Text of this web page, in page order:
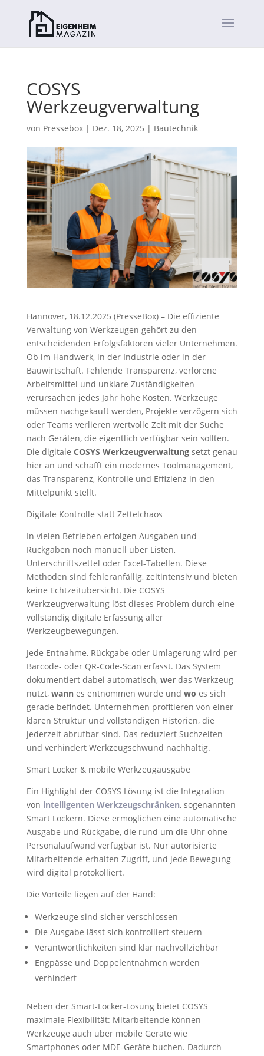
COSYS
Werkzeugverwaltung
von Pressebox| Dez. 18, 2025 | Bautechnik
Hannover, 18.12.2025 (PresseBox) – Die effiziente
Verwaltung von Werkzeugen gehört zu den
entscheidenden Erfolgsfaktoren vieler Unternehmen.
Ob im Handwerk, in der Industrie oder in der
Bauwirtschaft. Fehlende Transparenz, verlorene
Arbeitsmittel und unklare Zuständigkeiten
verursachen jedes Jahr hohe Kosten. Werkzeuge
müssen nachgekauft werden, Projekte verzögern sich
oder Teams verlieren wertvolle Zeit mit der Suche
nach Geräten, die eigentlich verfügbar sein sollten.
Die digitale COSYS Werkzeugverwaltungsetzt genau
hier an und schafft ein modernes Toolmanagement,
das Transparenz, Kontrolle und Effizienz in den
Mittelpunkt stellt.
Digitale Kontrolle statt Zettelchaos
In vielen Betrieben erfolgen Ausgaben und
Rückgaben noch manuell über Listen,
Unterschriftszettel oder Excel-Tabellen. Diese
Methoden sind fehleranfällig, zeitintensiv und bieten
keine Echtzeitübersicht. Die COSYS
Werkzeugverwaltung löst dieses Problem durch eine
vollständig digitale Erfassung aller
Werkzeugbewegungen.
Jede Entnahme, Rückgabe oder Umlagerung wird per
Barcode- oder QR-Code-Scan erfasst. Das System
dokumentiert dabei automatisch, werdas Werkzeug
nutzt, wannes entnommen wurde und wo es sich
gerade befindet. Unternehmen profitieren von einer
klaren Struktur und vollständigen Historien, die
jederzeit abrufbar sind. Das reduziert Suchzeiten
und verhindert Werkzeugschwund nachhaltig.
Smart Locker & mobile Werkzeugausgabe
Ein Highlight der COSYS Lösung ist die Integration
von intelligenten Werkzeugschränken, sogenannten
Smart Lockern. Diese ermöglichen eine automatische
Ausgabe und Rückgabe, die rund um die Uhr ohne
Personalaufwand verfügbar ist. Nur autorisierte
Mitarbeitende erhalten Zugriff, und jede Bewegung
wird digital protokolliert.
Die Vorteile liegen auf der Hand:
Werkzeuge sind sicher verschlossen
Die Ausgabe lässt sich kontrolliert steuern
Verantwortlichkeiten sind klar nachvollziehbar
Engpässe und Doppelentnahmen werden
verhindert
Neben der Smart-Locker-Lösung bietet COSYS
maximale Flexibilität: Mitarbeitende können
Werkzeuge auch über mobile Geräte wie
Smartphones oder MDE-Geräte buchen. Dadurch